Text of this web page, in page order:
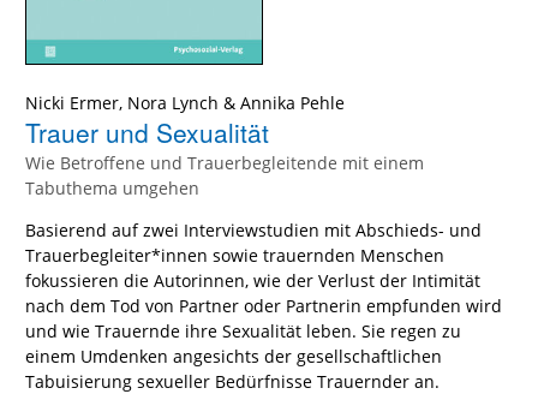
Nicki Ermer, Nora Lynch & Annika Pehle
Trauer und Sexualität
Wie Betroffene und Trauerbegleitende mit einem
Tabuthema umgehen
Basierend auf zwei Interviewstudien mit Abschieds- und
Trauerbegleiter*innen sowie trauernden Menschen
fokussieren die Autorinnen, wie der Verlust der Intimität
nach dem Tod von Partner oder Partnerin empfunden wird
und wie Trauernde ihre Sexualität leben. Sie regen zu
einem Umdenken angesichts der gesellschaftlichen
Tabuisierung sexueller Bedürfnisse Trauernder an.